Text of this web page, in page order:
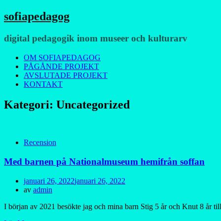
sofiapedagog
digital pedagogik inom museer och kulturarv
Meny
Hoppa
innehåll
OM SOFIAPEDAGOG
PÅGÅNDE PROJEKT
AVSLUTADE PROJEKT
KONTAKT
Kategori: Uncategorized
Recension
Med barnen på Nationalmuseum hemifrån soffan
Publicerad
den
januari 26, 2022januari 26, 2022
av admin
I början av 2021 besökte jag och mina barn Stig 5 år och Knut 8 år